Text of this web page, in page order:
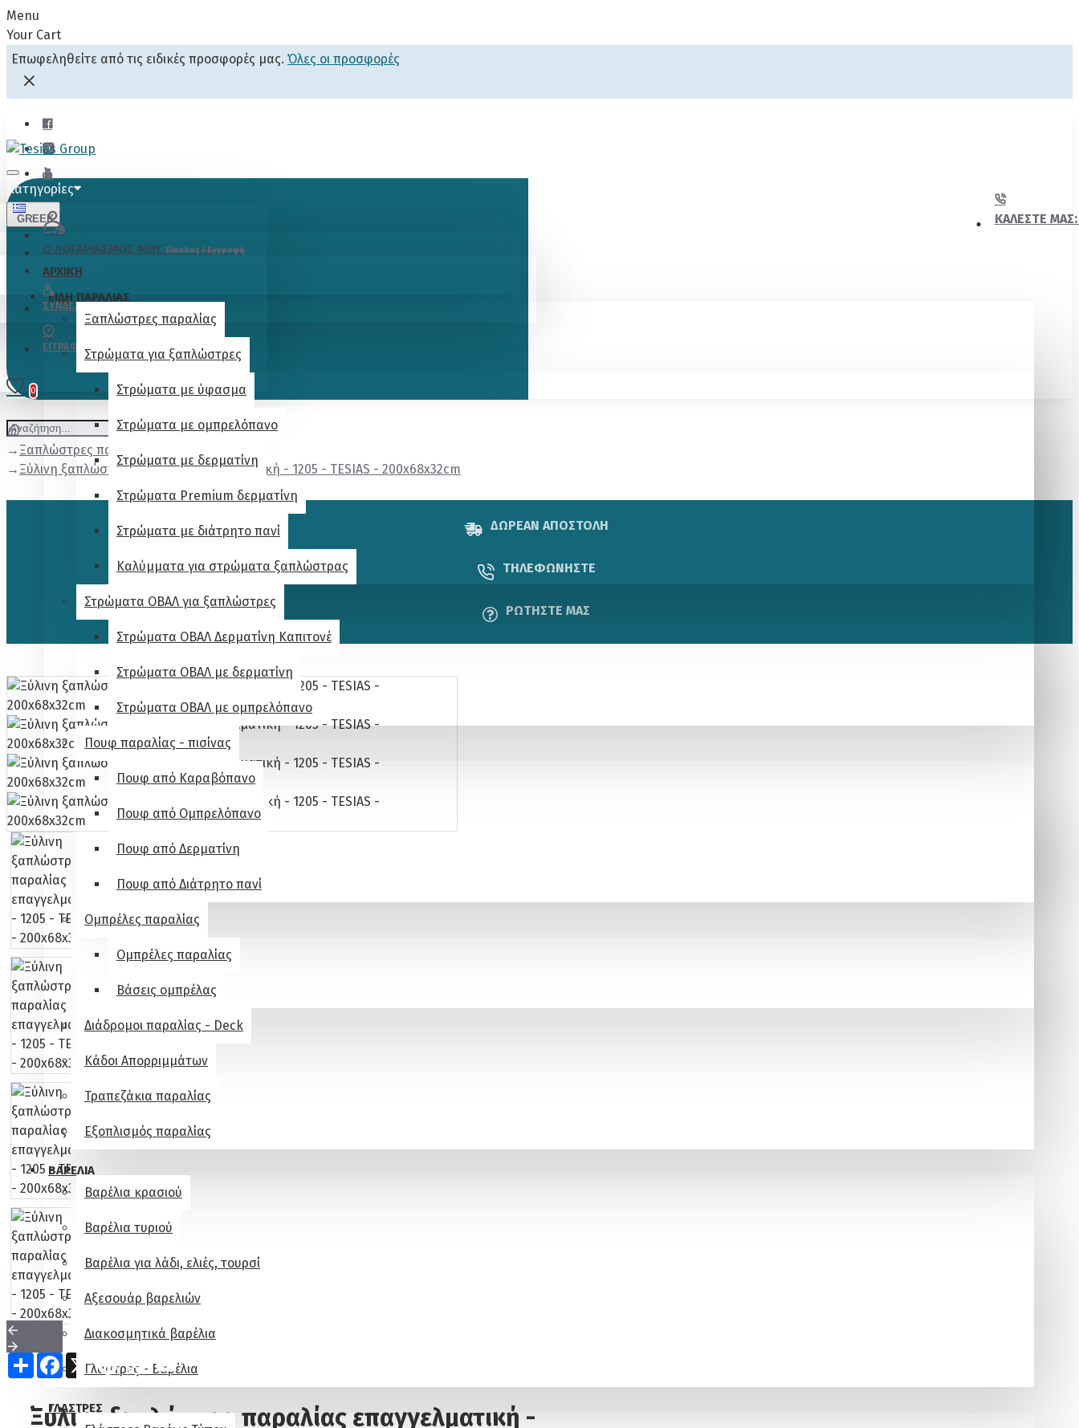
Menu
Your Cart
Επωφεληθείτε από τις ειδικές προσφορές μας. Όλες οι προσφορές
ΚΑΛΈΣΤΕ
GREEK
Κατηγορίες
Ο ΛΟΓΑΡΙΑΣΜΟΣ ΜΟΥ Είσοδος / Εγγραφή
Menu
ΑΡΧΙΚΗ
ΕΙΔΗ ΠΑΡΑΛΙΑΣ
Ξαπλώστρες παραλίας
Στρώματα για ξαπλώστρες
Στρώματα με ύφασμα
Στρώματα με ομπρελόπανο
Στρώματα με δερματίνη
Στρώματα Premium δερματίνη
Στρώματα με διάτρητο πανί
Καλύμματα για στρώματα ξαπλώστρας
Στρώματα ΟΒΑΛ για ξαπλώστρες
Στρώματα ΟΒΑΛ Δερματίνη Καπιτονέ
Στρώματα ΟΒΑΛ με δερματίνη
Στρώματα ΟΒΑΛ με ομπρελόπανο
Πουφ παραλίας - πισίνας
Πουφ από Καραβόπανο
Πουφ από Ομπρελόπανο
Πουφ από Δερματίνη
Πουφ από Διάτρητο πανί
Ομπρέλες παραλίας
Ομπρέλες παραλίας
Βάσεις ομπρέλας
Διάδρομοι παραλίας - Deck
Κάδοι Απορριμμάτων
Τραπεζάκια παραλίας
Εξοπλισμός παραλίας
ΒΑΡΕΛΙΑ
Βαρέλια κρασιού
Βαρέλια τυριού
Βαρέλια για λάδι, ελιές, τουρσί
Αξεσουάρ βαρελιών
Διακοσμητικά βαρέλια
Γλάστρες - Βαρέλια
ΓΛΆΣΤΡΕΣ
ΣΎΝΔΕΣΗ
ΕΓΓΡΑΦΉ
0
Ξαπλώστρες παραλίας
Ξύλινη ξαπλώστρα παραλίας επαγγελματική - 1205 - TESIAS - 200x68x32cm
ΔΩΡΕΑΝ ΑΠΟΣΤΟΛΗ
ΤΗΛΕΦΩΝΗΣΤΕ
ΡΩΤΗΣΤΕ ΜΑΣ
ShareFacebook WhatsApp
Email
Ξύλινη ξαπλώστρα παραλίας επαγγελματική -